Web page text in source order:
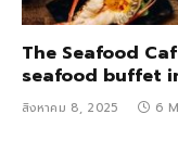
The Seafood
seafood buffet
สิงหาคม 8, 2025 6